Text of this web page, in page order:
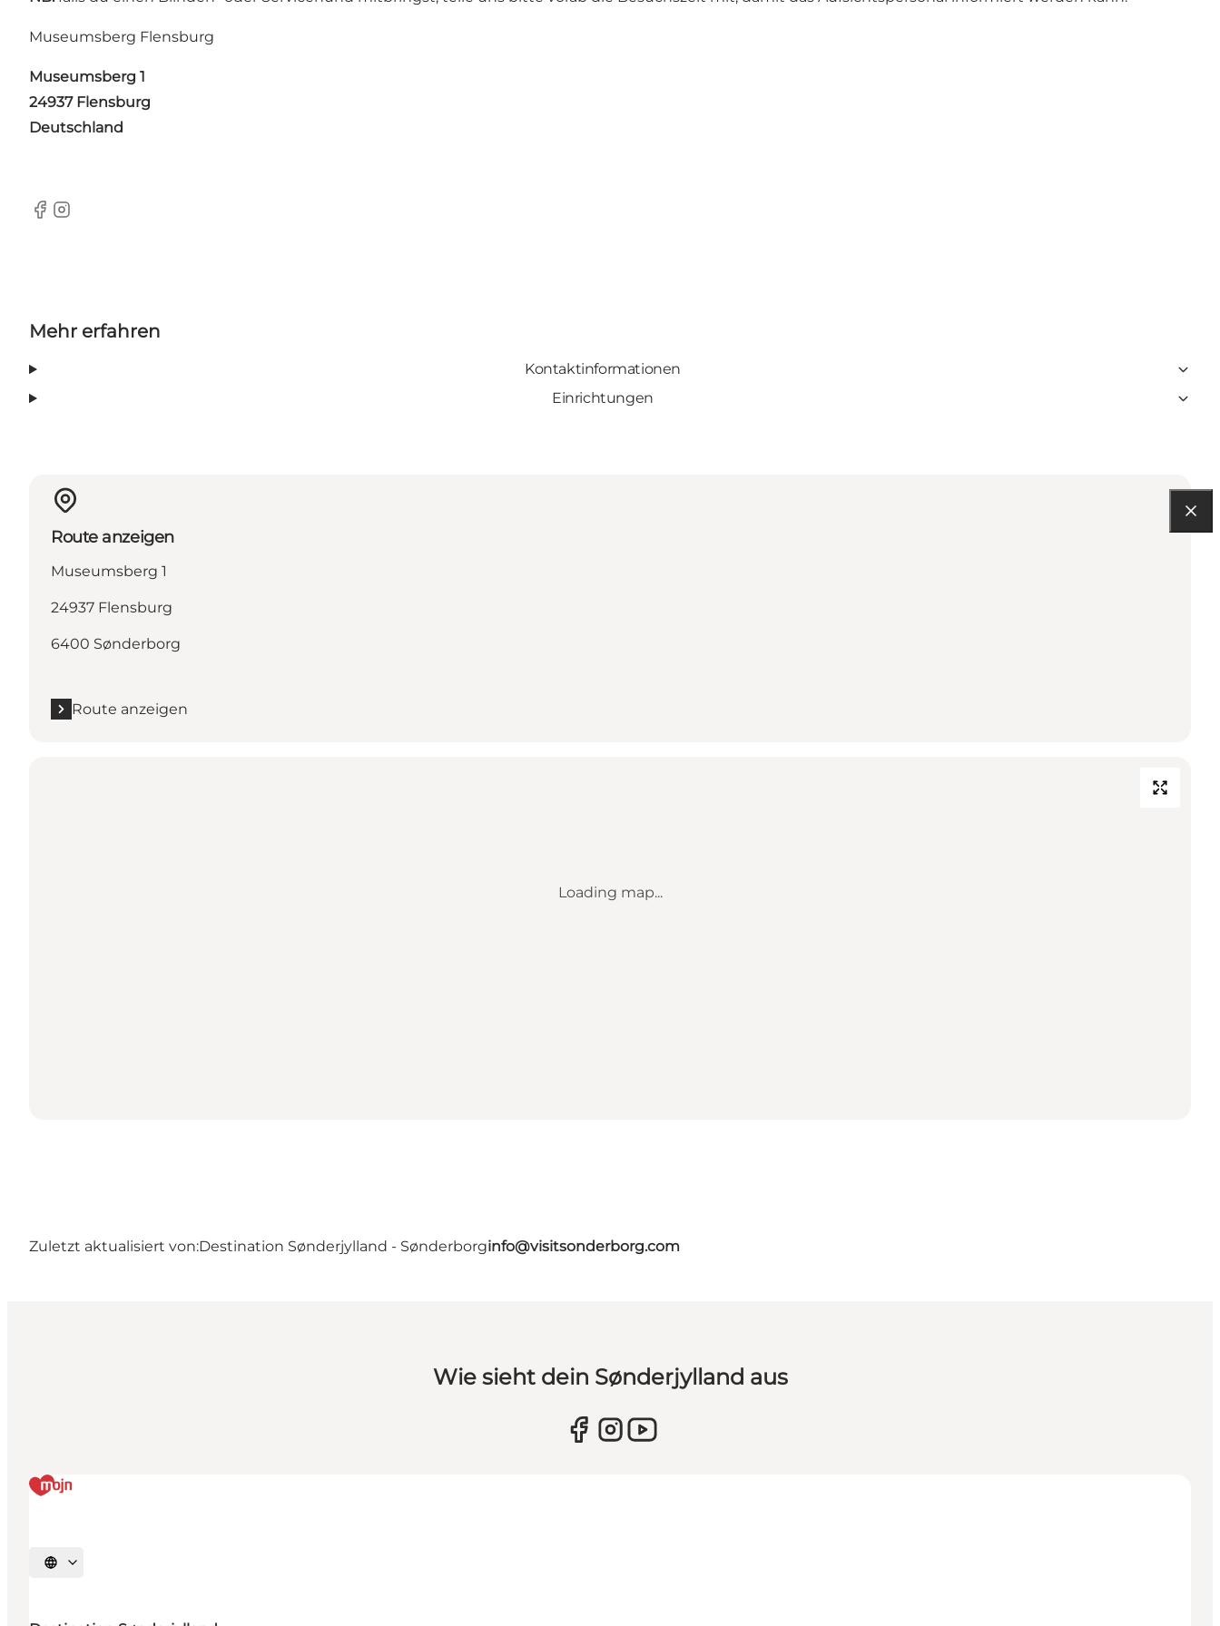
Museumsberg Flensburg
Museumsberg 1
24937 Flensburg
Deutschland
facebook
instagram
Mehr erfahren
Kontaktinformationen
Einrichtungen
Route anzeigen
Museumsberg 1
24937 Flensburg
6400 Sønderborg
Route anzeigen
Loading map...
Zuletzt aktualisiert von:Destination Sønderjylland - Sønderborginfo@visitsonderborg.com
Wie sieht dein Sønderjylland aus
Sprache auswählen